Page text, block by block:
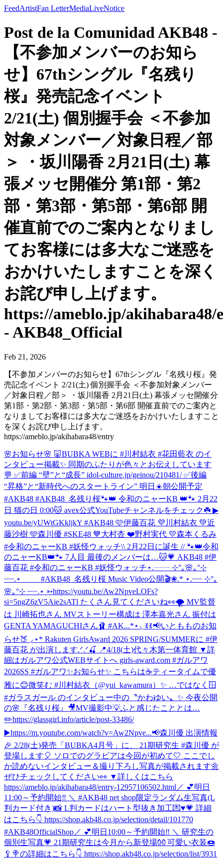
FeedArtistFan LetterMediaLiveNotice
Post de la Comunidad AKB48 -
【不参加メンバーのお知ら
せ】67thシングル『名残り
桜』発売記念イベント
2/21(土) 個別握手会 ＜不参加
対象メンバー／対象日程／部
＞ ・坂川陽香 2月21日(土) 幕
張メッセ開催分 第1部・第2
部・第3部・第5部・第6部 開
催直前でのご案内となりまし
てお客様には多大なご迷惑を
おかけいたしますことを深く
お詫び申し上げます。
https://ameblo.jp/akihabara48/
- AKB48_Official
Feb 21, 2026
【不参加メンバーのお知らせ】67thシングル『名残り桜』発
売記念イベント 2/21(土) 個別握手会 ＜不参加対象メンバー
／対象日程／部＞ ・坂川陽香 2月21日(土) 幕張メッセ開催分
第1部・第2部・第3部・第5部・第6部 開催直前でのご案内と
なりましてお客様には多大なご迷惑をおかけいたしますこと
を深くお詫び申し上げます。
https://ameblo.jp/akihabara48/entry
🌸お知らせ🌸 🐷BUBKA WEBに #川村結衣 #花田藍衣 のイ
ンタビュー掲載✨ 同期のふたりが色々とお伝えしています
💬 ✅前編 “壁”と“成長” idol-culture.jp/geinou/210481/ ✅後編
“昇格”と“新時代へのスタートライン” 明日☀️朝公開予定
#AKB48 #AKB48_名残り桜🐾👑 令和のニャーKB 👑🐾 2月22
日 猫の日 0:00🐱 avex公式YouTubeチャンネルをチェック☘️ ▶︎
youtu.be/yUWtGKkljkY #AKB48 🩷伊藤百花 💜川村結衣 💚近
藤沙樹 🩵森川優 #SKE48 💙大村杏 ❤️野村実代 💛森本くるみ
#令和のニャーKB #妖怪ウォッチ\\ 2月22日に誕生 // 🐾👑令和
のニャーKB👑🐾 7人目 最後のメンバーは…🐱💗 AKB48 #伊
藤百花 #令和のニャーKB #妖怪ウォッチ⋆.┈┈ ⊹°｡🌸｡°⊹
┈┈.⋆ #AKB48_名残り桜 Music Video公開🎬❀.* ⋆.┈┈ ⊹°｡
🌸｡°⊹ ┈┈.⋆ ➳https://youtu.be/Aw2NpveLOFs?
si=5ngZ6zV5Aie2sATl たくさん見てくださいね👀🌪️ MV監督
は 川崎拓也さん MVストーリー構成は 澤本嘉光さん 振付は
GENTA YAMAGUCHIさん🩰 #AK...*⋆⸜ ꉂꉂ📢いともものお知
らせ🍑 ⸝⋆* Rakuten GirlsAward 2026 SPRING/SUMMERに #伊
藤百花 が出演します.ᐟ.ᐟ🍒 📍4/18(土)代々木第一体育館 ▼詳
細はガルアワ公式WEBサイトへ girls-award.com #ガルアワ
2026SS #ガルアワ✨お知らせ✨ こちらは☕️ティータイムで優
雅に😊微笑む #川村結衣（@yui_kawamura）✨ …ではなく🪟
#ガラスガール のインタビュー中の〝かわゆい〟✨ 今夜公開
の🌸『名残り桜』🎥MV撮影中💡ふと感じたこととは…
✏️https://glassgirl.info/article/post-33486/
▶️https://m.youtube.com/watch?v=Aw2Npve...📢森川優 出演情報
🎉 2/28(土)発売「BUBKA4月号」に、 21期研究生 #森川優 が
登場します🎈 ソロでのグラビアは今回が初めて🤍 ここでし
か読めないインタビュー＆撮り下ろし写真が掲載されます🌼
ぜひチェックしてください👀 ▼詳しくはこちら
https://ameblo.jp/akihabara48/entry-12957106502.html ／ 💕明日
11:00～予約開始‼️ ＼ #AKB48 net shop限定ランダム生写真(L
判カード付き)📸 L判カードはハート型抜き加工💌♥💗 詳細
はこちら👇 https://shop.akb48.co.jp/selection/detail/101770
#AKB48OfficialShop／ 💕明日10:00～予約開始‼️ ＼ 研究生の
個別生写真💗 21期研究生は今月から新登場👐 可愛い衣装🍩
🥄🍭の詳細はこちら👇 https://shop.akb48.co.jp/selection/list/3931